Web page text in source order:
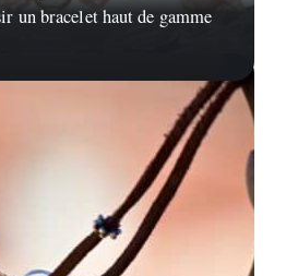
un bracelet haut de gamme